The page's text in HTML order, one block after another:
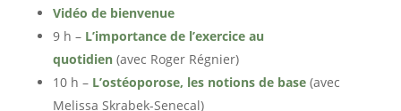
Vidéo de bienvenue
9 h – L’importance de l’exercice au
quotidien(avec Roger Régnier)
10 h – L’ostéoporose, les notions de base(avec
Melissa Skrabek-Senecal)